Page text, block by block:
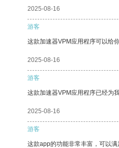
2025-08-16
游客
这款加速器VPM应用程序可以给
2025-08-16
游客
这款加速器VPM应用程序已经为
2025-08-16
游客
这款app的功能非常丰富，可以满